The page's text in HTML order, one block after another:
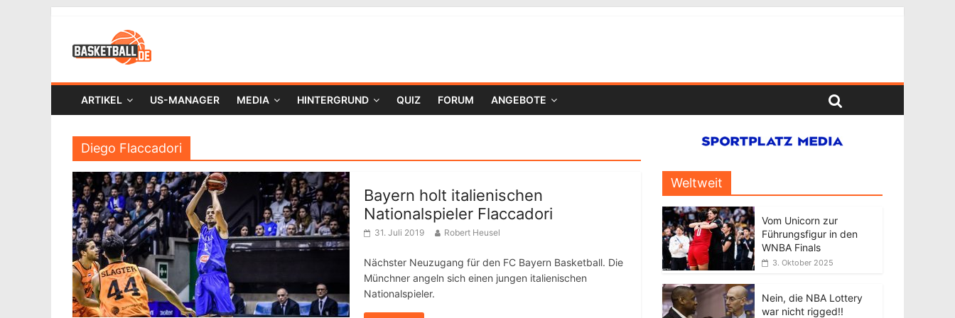
ARTIKEL US-MANAGER MEDIA HINTERGRUND QUIZ FORUM ANGEBOTE
Diego Flaccadori
Bayern holt italienischen
Nationalspieler Flaccadori
31. Juli 2019 Robert Heusel
Nächster Neuzugang für den FC Bayern Basketball. Die
Münchner angeln sich einen jungen italienischen
Nationalspieler.
Weltweit
Vom Unicorn zur
Führungsfigur in den
WNBA Finals
3. Oktober 2025
Nein, die NBA Lottery
war nicht rigged!!